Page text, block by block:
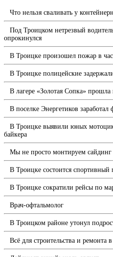
Что нельзя сваливать у
Под Троицком нетрезвый
опрокинулся
В Троицке произошел пожар в
В Троицке полицейские
В лагере «Золотая Сопка»
В поселке Энергетиков заработал
В Троицке выявили юных
байкера
Мы не просто монтируем сайдинг
В Троицке состоится спортивный
В Троицке сократили рейсы по
Врач-офтальмолог
В Троицком районе утонул
Всё для строительства и ремонта